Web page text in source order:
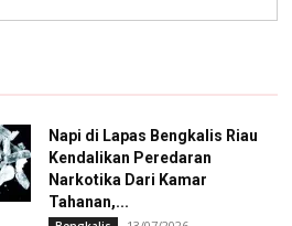
Napi di Lapas Bengkalis Riau
Kendalikan Peredaran
Narkotika Dari Kamar
Tahanan,...